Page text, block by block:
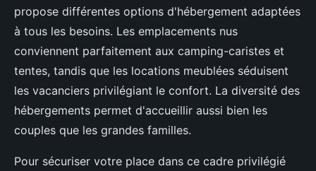
propose différentes options d'hébergement adaptées
à tous les besoins. Les emplacements nus
conviennent parfaitement aux camping-caristes et
tentes, tandis que les locations meublées séduisent
les vacanciers privilégiant le confort. La diversité des
hébergements permet d'accueillir aussi bien les
couples que les grandes familles.
Pour sécuriser votre place dans ce cadre privilégié